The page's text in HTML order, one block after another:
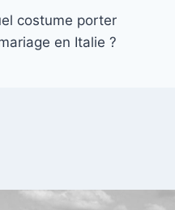
costume porter
en Italie ?